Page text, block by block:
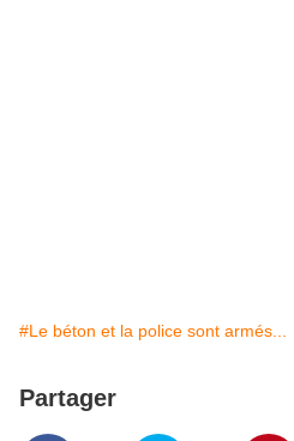
#Le béton et la police sont armés...
Partager